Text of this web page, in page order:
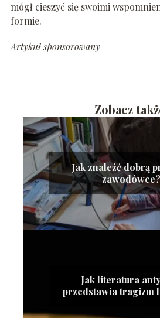
mógł cieszyć się swoimi
formie.
Artykuł sponsorowany
Zobacz
Jak znaleźć dobrą
zawodówce?
Jak literatura
przedstawia tragizm